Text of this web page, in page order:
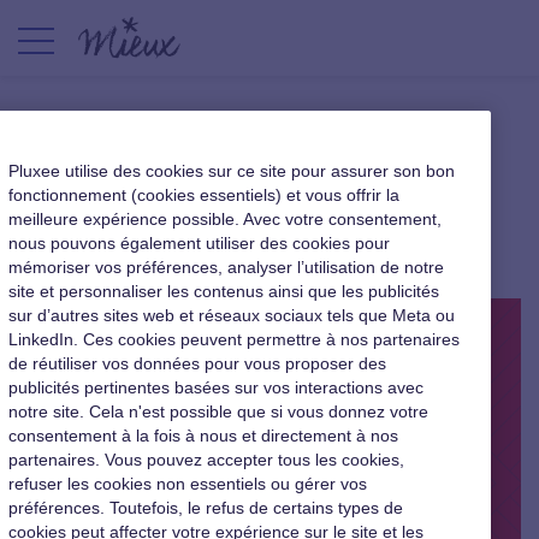
75% des managers mentent
parfois
|24 octobre 2017
Pluxee utilise des cookies sur ce site pour assurer son bon
fonctionnement (cookies essentiels) et vous offrir la
meilleure expérience possible. Avec votre consentement,
nous pouvons également utiliser des cookies pour
mémoriser vos préférences, analyser l’utilisation de notre
site et personnaliser les contenus ainsi que les publicités
sur d’autres sites web et réseaux sociaux tels que Meta ou
LinkedIn. Ces cookies peuvent permettre à nos partenaires
de réutiliser vos données pour vous proposer des
publicités pertinentes basées sur vos interactions avec
notre site. Cela n'est possible que si vous donnez votre
consentement à la fois à nous et directement à nos
partenaires. Vous pouvez accepter tous les cookies,
refuser les cookies non essentiels ou gérer vos
préférences. Toutefois, le refus de certains types de
cookies peut affecter votre expérience sur le site et les